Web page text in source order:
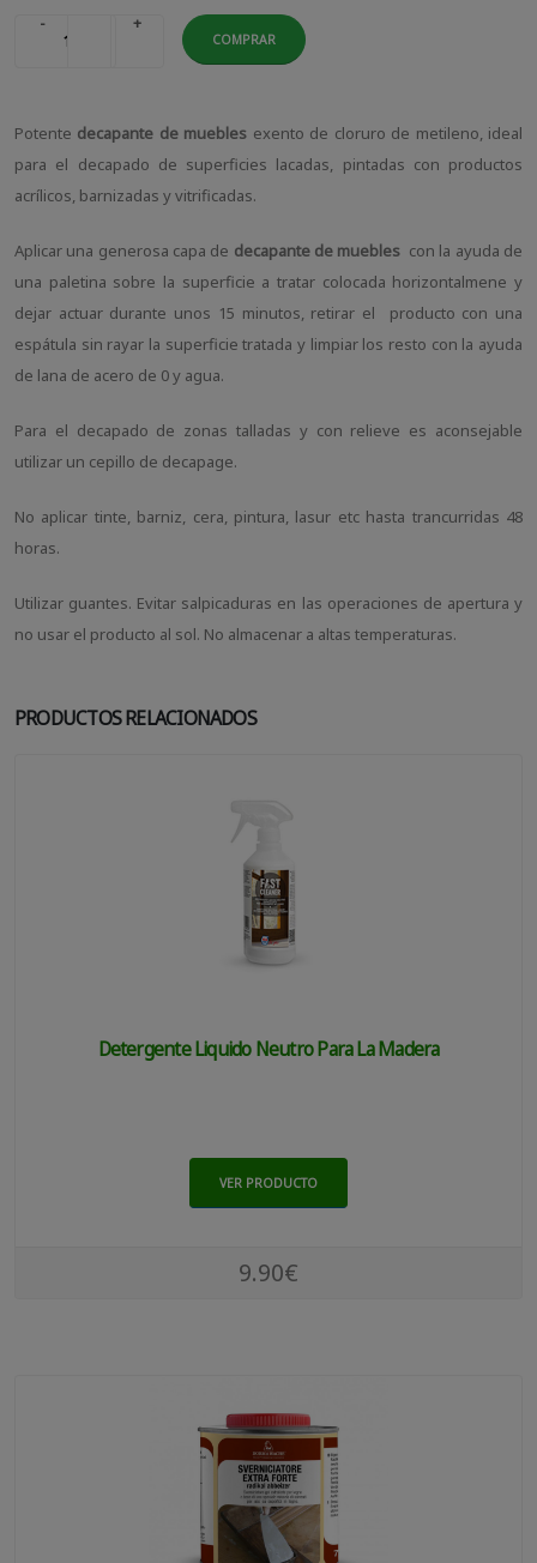
- +
COMPRAR
Potente decapante de muebles exento de cloruro de metileno, ideal
para el decapado de superficies lacadas, pintadas con productos
acrílicos, barnizadas y vitrificadas.
Aplicar una generosa capa de decapante de muebles con la ayuda de
una paletina sobre la superficie a tratar colocada horizontalmene y
dejar actuar durante unos 15 minutos, retirar el producto con una
espátula sin rayar la superficie tratada y limpiar los resto con la ayuda
de lana de acero de 0 y agua.
Para el decapado de zonas talladas y con relieve es aconsejable
utilizar un cepillo de decapage.
No aplicar tinte, barniz, cera, pintura, lasur etc hasta trancurridas 48
horas.
Utilizar guantes. Evitar salpicaduras en las operaciones de apertura y
no usar el producto al sol. No almacenar a altas temperaturas.
PRODUCTOS RELACIONADOS
Detergente Liquido Neutro Para La Madera
VER PRODUCTO
9.90€